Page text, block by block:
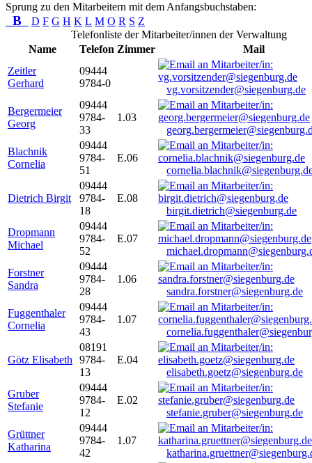
Sprung zu den Mitarbeitern mit dem Anfangsbuchstaben:
B D F G H K L M O R S Z
Telefonliste der Mitarbeiter/innen der Verwaltung
Name
Telefon Zimmer
Mail
Zeitler
Gerhard
09444
9784-0
vg.vorsitzender@siegenburg.de
Bergermeier
Georg
09444
9784-
33
1.03
Blachnik
Cornelia
09444
9784-
51
E.06
Dietrich Birgit
09444
9784-
18
E.08
birgit.dietrich@siegenburg.de
Dropmann
Michael
09444
9784-
52
E.07
Forstner
Sandra
09444
9784-
28
1.06
sandra.forstner@siegenburg.de
Fuggenthaler
Cornelia
09444
9784-
43
1.07
Götz Elisabeth
08191
9784-
13
E.04
elisabeth.goetz@siegenburg.de
Gruber
Stefanie
09444
9784-
12
E.02
stefanie.gruber@siegenburg.de
Grüttner
Katharina
09444
9784-
42
1.07